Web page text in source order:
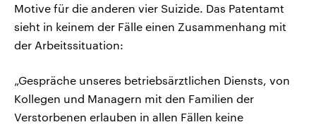
Motive für die anderen vier Suizide. Das Patentamt
sieht in keinem der Fälle einen Zusammenhang mit
der Arbeitssituation:
„Gespräche unseres betriebsärztlichen Diensts, von
Kollegen und Managern mit den Familien der
Verstorbenen erlauben in allen Fällen keine